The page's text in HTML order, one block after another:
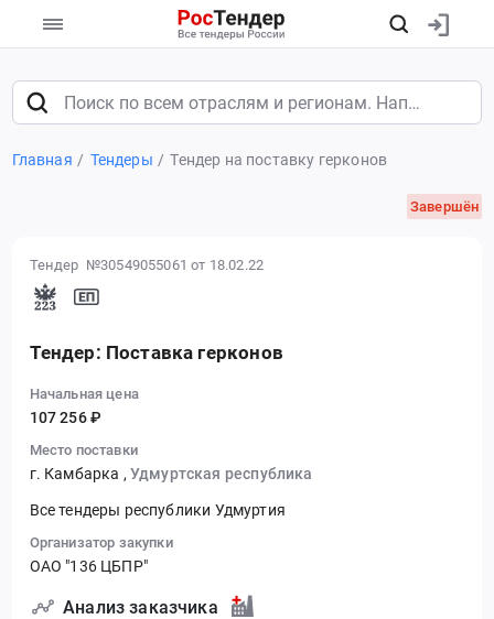
Главная Тендеры Тендер на поставку герконов
Завершён
Тендер №30549055061 от 18.02.22
Тендер: Поставка герконов
Начальная цена
107 256 ₽
Место поставки
г. Камбарка , Удмуртская республика
Все тендеры республики Удмуртия
Организатор закупки
ОАО "136 ЦБПР"
Анализ заказчика